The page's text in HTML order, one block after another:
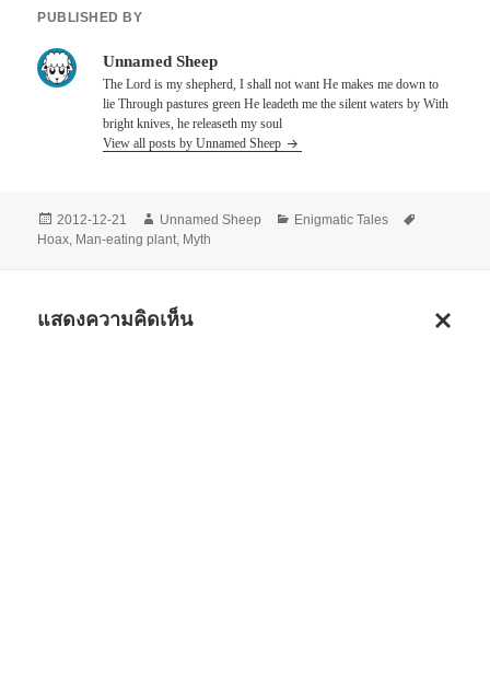
PUBLISHED BY
Unnamed Sheep
The Lord is my shepherd, I shall not want He makes me down to
lie Through pastures green He leadeth me the silent waters by With
bright knives, he releaseth my soul
View all posts by Unnamed Sheep
Posted
on
2012-12-21 Author
Unnamed Sheep Categories
Enigmatic Tales
Hoax, Man-eating plant, Myth
แสดงความคิดเห็น